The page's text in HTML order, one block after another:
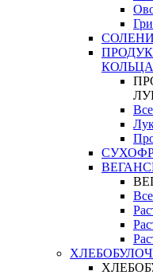
КОЛЬЦА